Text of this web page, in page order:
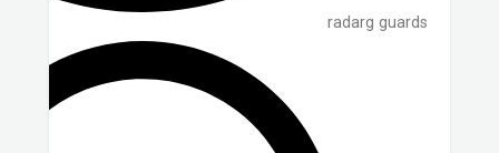
radarg guards